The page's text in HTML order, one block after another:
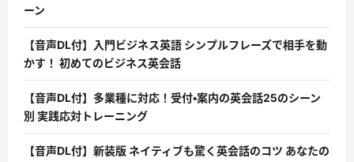
ーン
【音声DL付】入門ビジネス英語 シンプルフレーズで相手を動
かす！ 初めてのビジネス英会話
【音声DL付】多業種に対応！受付・案内の英会話25のシーン
別 実践応対トレーニング
【音声DL付】新装版 ネイティブも驚く英会話のコツ あなたの